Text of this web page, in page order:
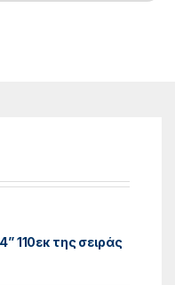
110εκ της σειράς